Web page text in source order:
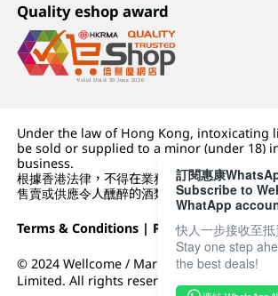
Quality eshop award
Under the law of Hong Kong, intoxicating
be sold or supplied to a minor (under 18)
business.
根據香港法律，不得在業務過程中，向未成年
售賣或供應令人醺醉的酒類。
Terms & Conditions | Privacy Policy|DFI
© 2024 Wellcome / Market Place. The Dairy
Limited. All rights reserved.
訂閱惠康
Subscribe to
WhatApp
快人一步接收至抵
Stay one step
the best deals!